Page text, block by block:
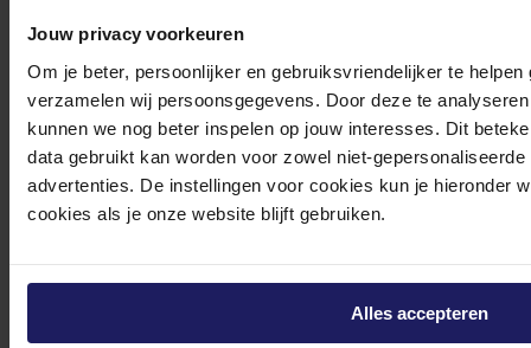
Jouw privacy voorkeuren
Om je beter, persoonlijker en gebruiksvriendelijker te
verzamelen wij persoonsgegevens. Door deze te
kunnen we nog beter inspelen op jouw interesses. Dit
data gebruikt kan worden voor zowel niet-
advertenties. De instellingen voor cookies kun je hieronder
cookies als je onze website blijft gebruiken.
Alles accepteren
Ontvang als eerste de beste deals in je inbox
Meld je aan
Footer
Azerty